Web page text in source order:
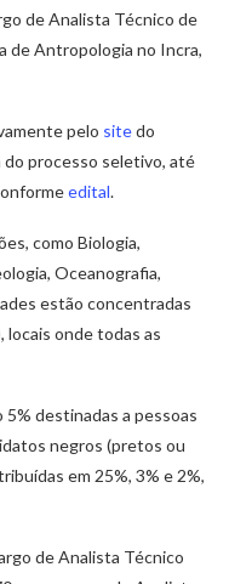
de Analista Técnico de
de Antropologia no Incra,
pelo sitedo
do processo seletivo, até
edital.
como Biologia,
Oceanografia,
estão concentradas
locais onde todas as
destinadas a pessoas
negros (pretos ou
em 25%, 3% e 2%,
de Analista Técnico